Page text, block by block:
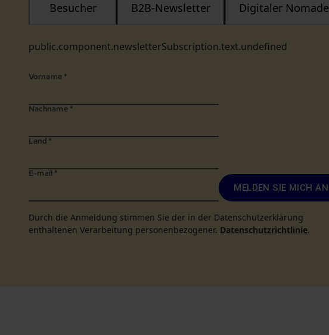
public.component.newsletterSubscription.text.undefined
Besucher B2B-Newsletter Digitaler Nomade
Vorname *
Nachname *
Land *
E-mail *
MELDEN SIE MICH AN
Durch die Anmeldung stimmen Sie der in der Datenschutzerklärung
enthaltenen Verarbeitung personenbezogener. Datenschutzrichtlinie.